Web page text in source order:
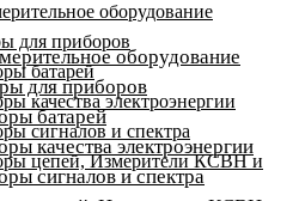
оборудование
для приборов
батарей
качества электроэнергии
сигналов и спектра
цепей, Измерители КСВН и
оборудование
для приборов
батарей
качества электроэнергии
сигналов и спектра